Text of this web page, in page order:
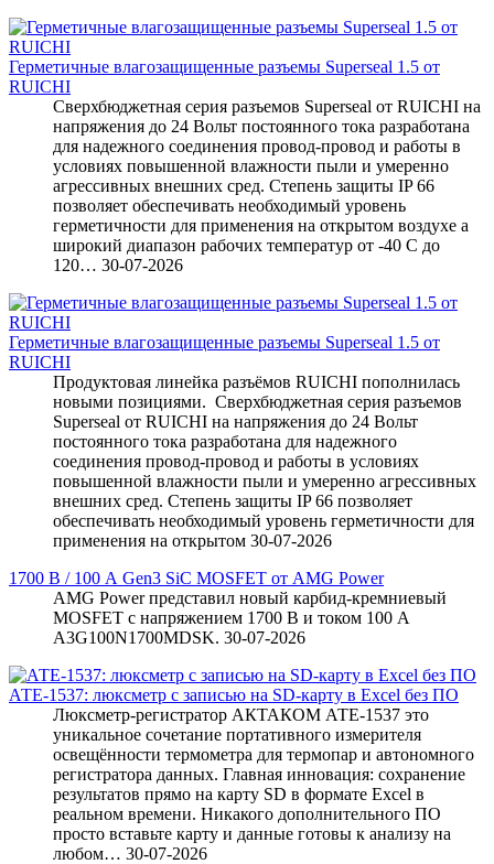
Герметичные влагозащищенные разъемы Superseal 1.5 от
RUICHI
Сверхбюджетная серия разъемов Superseal от RUICHI на
напряжения до 24 Вольт постоянного тока разработана
для надежного соединения провод-провод и работы в
условиях повышенной влажности пыли и умеренно
агрессивных внешних сред. Степень защиты IP 66
позволяет обеспечивать необходимый уровень
герметичности для применения на открытом воздухе а
широкий диапазон рабочих температур от -40 С до
120… 30-07-2026
Герметичные влагозащищенные разъемы Superseal 1.5 от
RUICHI
Продуктовая линейка разъёмов RUICHI пополнилась
новыми позициями. Сверхбюджетная серия разъемов
Superseal от RUICHI на напряжения до 24 Вольт
постоянного тока разработана для надежного
соединения провод-провод и работы в условиях
повышенной влажности пыли и умеренно агрессивных
внешних сред. Степень защиты IP 66 позволяет
обеспечивать необходимый уровень герметичности для
применения на открытом 30-07-2026
1700 В / 100 А Gen3 SiC MOSFET от AMG Power
AMG Power представил новый карбид-кремниевый
MOSFET с напряжением 1700 В и током 100 А
A3G100N1700MDSK. 30-07-2026
АТЕ-1537: люксметр с записью на SD-карту в Excel без ПО
Люксметр-регистратор АКТАКОМ АТЕ-1537 это
уникальное сочетание портативного измерителя
освещённости термометра для термопар и автономного
регистратора данных. Главная инновация: сохранение
результатов прямо на карту SD в формате Excel в
реальном времени. Никакого дополнительного ПО
просто вставьте карту и данные готовы к анализу на
любом… 30-07-2026